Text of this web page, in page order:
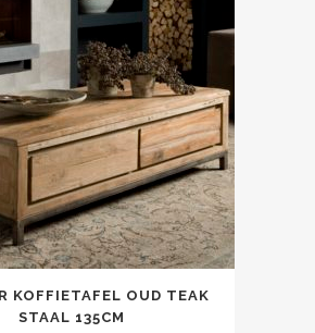
KOFFIETAFEL OUD TEAK
STAAL 135CM